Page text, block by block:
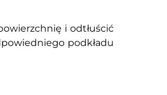
i odtłuścić
podkładu